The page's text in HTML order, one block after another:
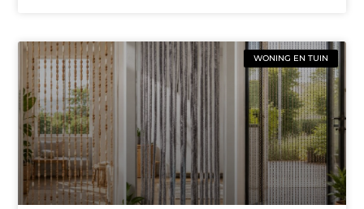
WONING EN TUIN